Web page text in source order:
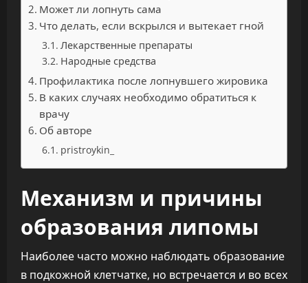
Может ли лопнуть сама
Что делать, если вскрылся и вытекает гной
Лекарственные препараты
Народные средства
Профилактика после лопнувшего жировика
В каких случаях необходимо обратиться к
врачу
Об авторе
pristroykin_
Механизм и причины
образования липомы
Наиболее часто можно наблюдать образование
в подкожной клетчатке, но встречается и во всех